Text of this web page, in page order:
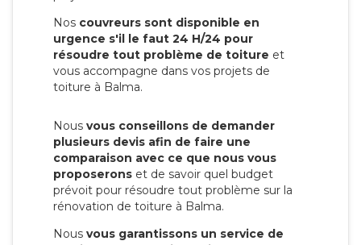
Nos couvreurs sont disponible en
urgence s'il le faut 24 H/24 pour
résoudre tout problème de toiture et
vous accompagne dans vos projets de
toiture à Balma.
Nous vous conseillons de demander
plusieurs devis afin de faire une
comparaison avec ce que nous vous
proposerons et de savoir quel budget
prévoit pour résoudre tout problème sur la
rénovation de toiture à Balma.
Nous vous garantissons un service de